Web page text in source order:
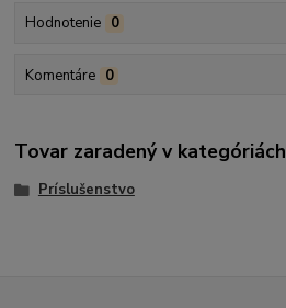
Hodnotenie 0
Komentáre 0
Tovar zaradený v kategóriách
Príslušenstvo